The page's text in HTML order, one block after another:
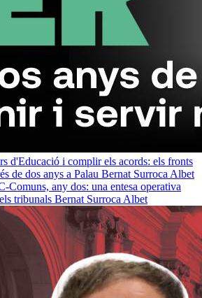
d'Educació i complir els acords: els fronts
de dos anys a Palau Bernat Surroca Albet
Comuns, any dos: una entesa operativa
tribunals Bernat Surroca Albet